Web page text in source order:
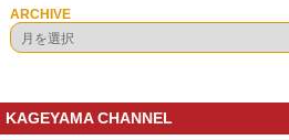
ARCHIVE
KAGEYAMA CHANNEL